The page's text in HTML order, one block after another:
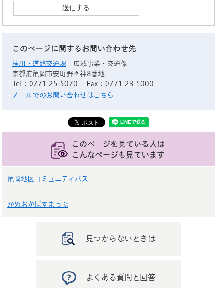
このページに関するお問い合わせ先
桂川・道路交通課
広域事業・交通係
京都府亀岡市安町野々神8番地
Tel：0771-25-5070
Fax：0771-23-5000
メールでのお問い合わせはこちら
このページを見ている人は
こんなページも見ています
亀岡地区コミュニティバス
かめおかばすまっぷ
見つからないときは
よくある質問と回答